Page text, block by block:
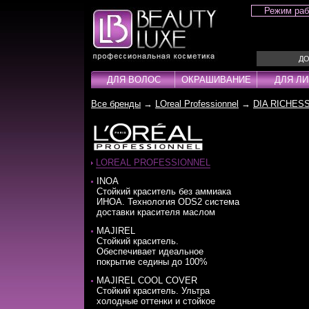
Режим
ДЛЯ ВОЛОС
Для волос
Шампуни
Аксесуары
Ампулы
Бальзамы
Бустеры
Воски
Гели
Гоммаж
ОКРАШИВАНИЕ
Окрашивание
Краска для волос
Оксиденты
Проявители
Гели
Крема
Лосьоны
Масло
Окислители
ДЛЯ
Для лица
Для тела
Для рук
Для ног
Для ногтей
Лаки для ногтей
Для мужчин
Шампуни
Ампулы
Маски
Несмываемые уходы
Стайлинг / Укладка
Тонирующие средства
Бижутерия
Ожерелья
Браслеты
Серьги
Кольца
Наборы
Все бренды → LOreal Professionnel → DIA
LOREAL PROFESSIONNEL
INOA
Cтойкий краситель без аммиака
ИНОА. Технология ODS2 система
доставки красителя маслом
MAJIREL
Стойкий краситель.
Обеспечивает идеальное
покрытие седины до 100%
MAJIREL COOL COVER
Стойкий краситель. Ультра
холодные оттенки и стойкое